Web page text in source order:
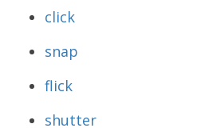
click
snap
flick
shutter